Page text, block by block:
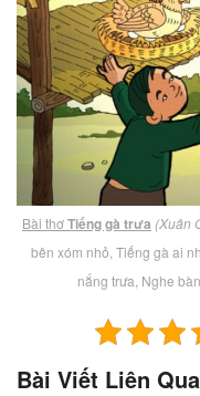
Bài thơTiếng gà trưa (Xuân
bên xóm nhỏ, Tiếng gà ai
nắng trưa, Nghe
Bài Viết Liên